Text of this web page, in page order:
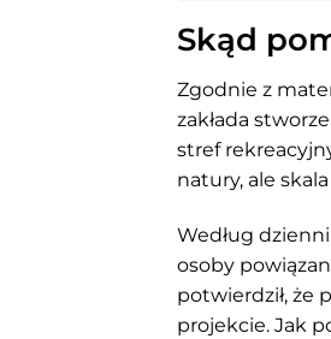
Skąd
Zgodnie z
zakłada
stref
natury, ale
Według
osoby
potwierdził, że
projekcie. Jak